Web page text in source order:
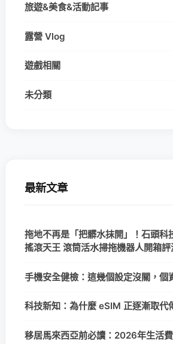
旅遊&美食&活動記事
露營 Vlog
遊戲相關
未分類
最新文章
拖地不再是「把髒水抹開」！石頭
搖滾天王 滾筒活水掃拖機器人開箱評
手機安全健檢：這幾個設定沒關，個
科技新知：為什麼 eSIM 正逐漸取代
移居馬來西亞前必讀：2026年生活